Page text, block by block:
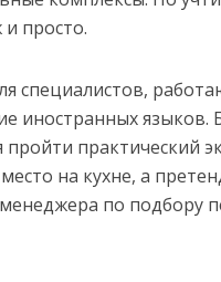
просто.
специалистов,
иностранных языков.
практический
на кухне, а
по подбору